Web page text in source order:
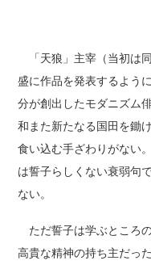
「天狼」主宰（当初は
盛に作品を発表するよう
分が創出したモダニズム
和また新たなる国田を鋤
食い込む手ざわりがない
は誓子らしくない衰弱句
ない。
ただ誓子は学ぶところ
高貴な精神の持ち主だっ